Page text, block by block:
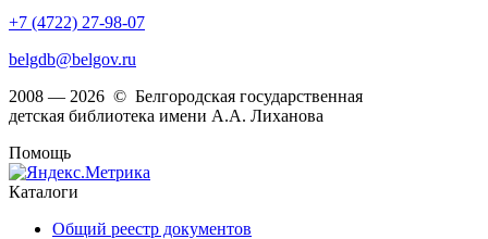
+7 (4722) 27-98-07
belgdb@belgov.ru
2008 — 2026 © Белгородская государственная
детская библиотека имени А.А. Лиханова
Помощь
Каталоги
Общий реестр документов